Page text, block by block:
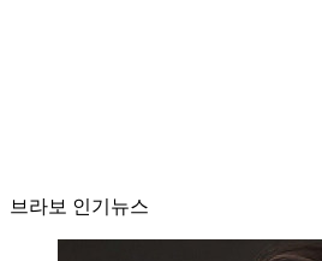
브라보 인기뉴스